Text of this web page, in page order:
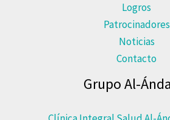
Logros
Patrocinadores
Noticias
Contacto
Grupo Al-